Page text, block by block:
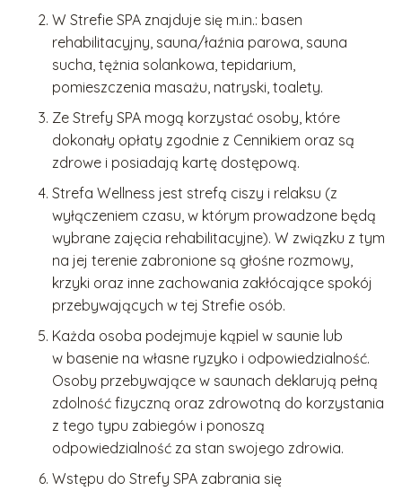
W Strefie SPA znajduje się m.in.: basen
rehabilitacyjny, sauna/łaźnia parowa, sauna
sucha, tężnia solankowa, tepidarium,
pomieszczenia masażu, natryski, toalety.
Ze Strefy SPA mogą korzystać osoby, które
dokonały opłaty zgodnie z Cennikiem oraz są
zdrowe i posiadają kartę dostępową.
Strefa Wellness jest strefą ciszy i relaksu (z
wyłączeniem czasu, w którym prowadzone będą
wybrane zajęcia rehabilitacyjne). W związku z tym
na jej terenie zabronione są głośne rozmowy,
krzyki oraz inne zachowania zakłócające spokój
przebywających w tej Strefie osób.
Każda osoba podejmuje kąpiel w saunie lub
w basenie na własne ryzyko i odpowiedzialność.
Osoby przebywające w saunach deklarują pełną
zdolność fizyczną oraz zdrowotną do korzystania
z tego typu zabiegów i ponoszą
odpowiedzialność za stan swojego zdrowia.
Wstępu do Strefy SPA zabrania się